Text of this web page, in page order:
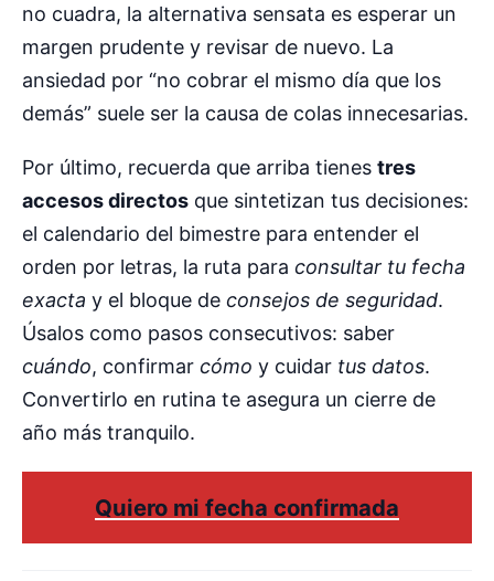
no cuadra, la alternativa sensata es esperar un
margen prudente y revisar de nuevo. La
ansiedad por “no cobrar el mismo día que los
demás” suele ser la causa de colas innecesarias.
Por último, recuerda que arriba tienes tres
accesos directos que sintetizan tus decisiones:
el calendario del bimestre para entender el
orden por letras, la ruta para consultar tu fecha
exacta y el bloque de consejos de seguridad.
Úsalos como pasos consecutivos: saber
cuándo, confirmar cómo y cuidar tus datos.
Convertirlo en rutina te asegura un cierre de
año más tranquilo.
Quiero mi fecha confirmada